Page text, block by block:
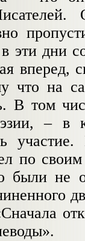
эти дни
вперед,
что на
В том
– в
по
были не